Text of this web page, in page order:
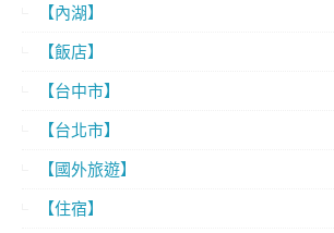
【內湖】
【飯店】
【台中市】
【台北市】
【國外旅遊】
【住宿】